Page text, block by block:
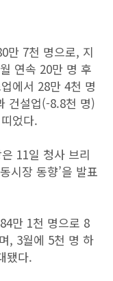
만 7천 명으로, 지
연속 20만 명 후
에서 28만 4천 명
건설업(-8.8천 명)
었다.
11일 청사 브리
시장 동향’을 발표
만 1천 명으로 8
, 3월에 5천 명 하
됐다.